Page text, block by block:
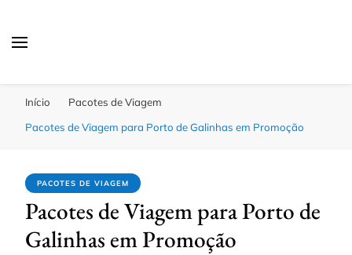
Início
Pacotes de Viagem
Pacotes de Viagem para Porto de Galinhas em Promoção
PACOTES DE VIAGEM
Pacotes de Viagem para Porto de
Galinhas em Promoção